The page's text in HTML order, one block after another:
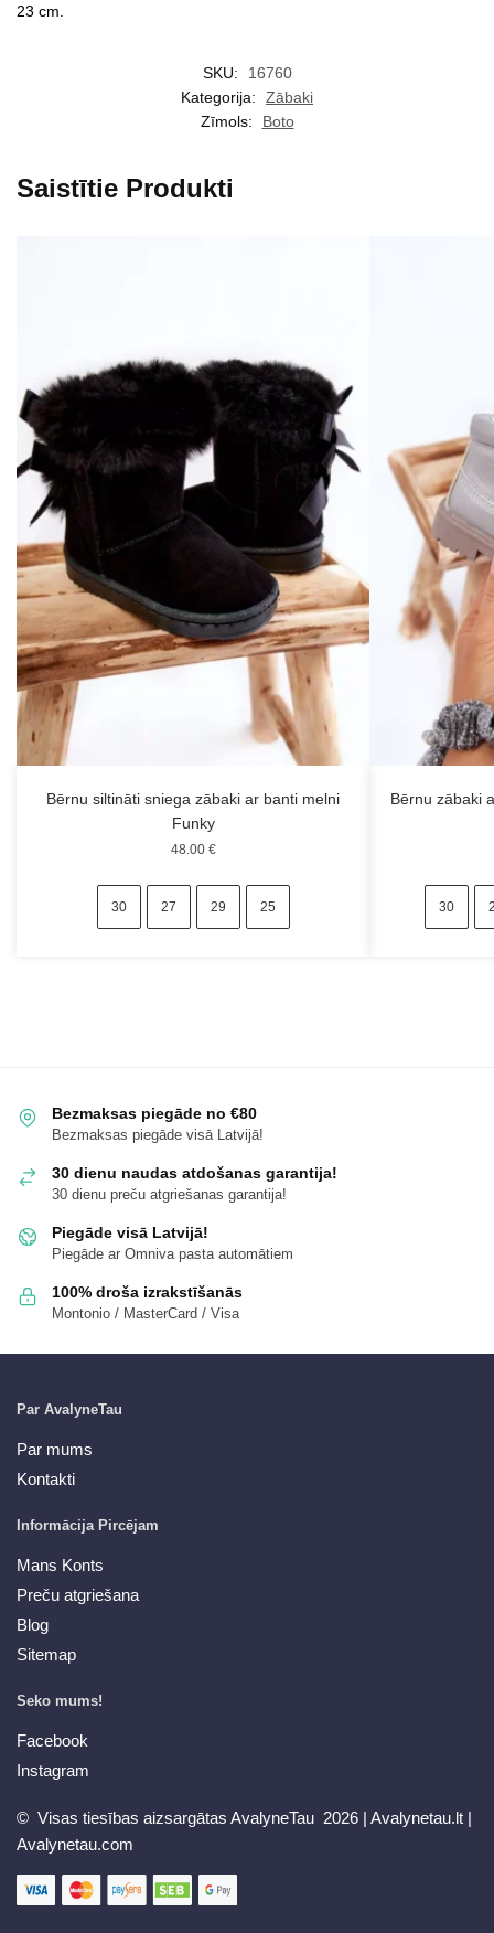
23 cm.
SKU:
16760
Kategorija:
Zābaki
Zīmols:
Boto
Saistītie Produkti
Bērnu siltināti sniega zābaki ar banti melni
Funky
48.00 €
30 27 29 25
Bērnu zābaki
30
Bezmaksas piegāde no €80
Bezmaksas piegāde visā Latvijā!
30 dienu naudas atdošanas garantija!
30 dienu preču atgriešanas garantija!
Piegāde visā Latvijā!
Piegāde ar Omniva pasta automātiem
100% droša izrakstīšanās
Montonio / MasterCard / Visa
Par AvalyneTau
Par mums
Kontakti
Informācija Pircējam
Mans Konts
Preču atgriešana
Blog
Sitemap
Seko mums!
Facebook
Instagram
© Visas tiesības aizsargātas AvalyneTau 2026 | Avalynetau.lt |
Avalynetau.com